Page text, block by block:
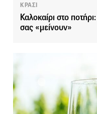
ΚΡΑΣΙ
Καλοκαίρι στο
σας «μείνουν»